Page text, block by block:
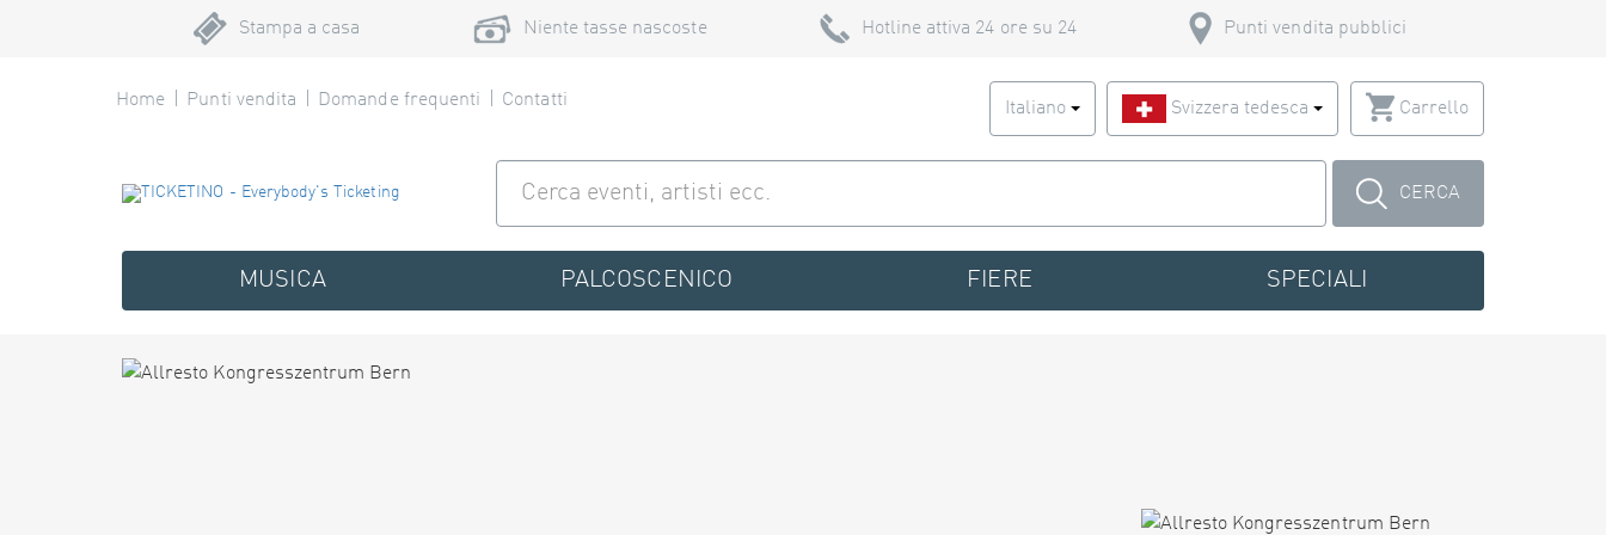
Stampa a casa Niente tasse nascoste Hotline attiva 24 ore su 24 Punti vendita pubblici
Home Punti vendita Domande frequenti Contatti Italiano Svizzera tedesca Carrello
CERCA
MUSICA PALCOSCENICO FIERE SPECIALI